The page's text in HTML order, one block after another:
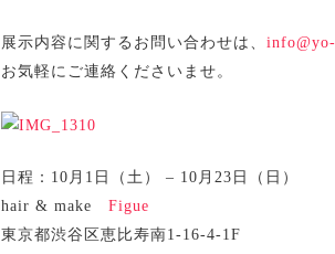
展示内容に関するお問い合わせは、
お気軽にご連絡くださいませ。
日程：10月1日（土） – 10月23日（日）
hair & make Figue
東京都渋谷区恵比寿南1-16-4-1F